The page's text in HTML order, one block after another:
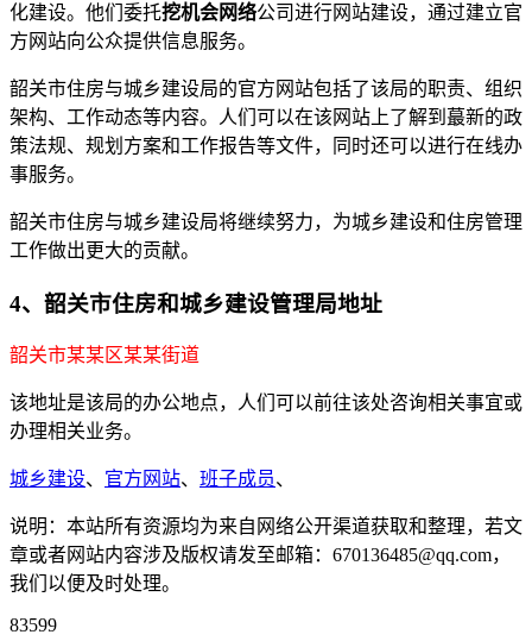
化建设。他们委托挖机会网络公司进行网站建设，通过建立官
方网站向公众提供信息服务。
韶关市住房与城乡建设局的官方网站包括了该局的职责、组织
架构、工作动态等内容。人们可以在该网站上了解到蕞新的政
策法规、规划方案和工作报告等文件，同时还可以进行在线办
事服务。
韶关市住房与城乡建设局将继续努力，为城乡建设和住房管理
工作做出更大的贡献。
4、韶关市住房和城乡建设管理局地址
韶关市某某区某某街道
该地址是该局的办公地点，人们可以前往该处咨询相关事宜或
办理相关业务。
城乡建设、 官方网站、 班子成员、
说明：本站所有资源均为来自网络公开渠道获取和整理，若文
章或者网站内容涉及版权请发至邮箱：670136485@qq.com，
我们以便及时处理。
83599